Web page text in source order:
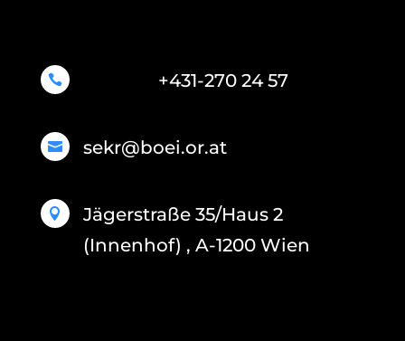
 +431-270 24 57
 sekr@boei.or.at

Jägerstraße 35/Haus 2
(Innenhof) , A-1200 Wien